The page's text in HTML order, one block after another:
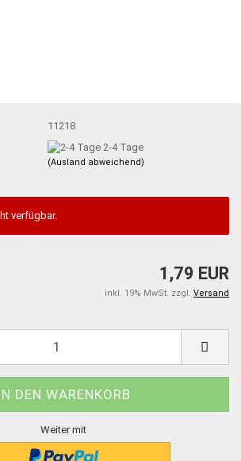
11218
2-4 Tage
(Ausland abweichend)
verfügbar.
1,79 EUR
inkl. 19% MwSt. zzgl. Versand
Weiter mit